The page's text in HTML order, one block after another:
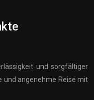
und sorgfältiger
und angenehme Reise mit